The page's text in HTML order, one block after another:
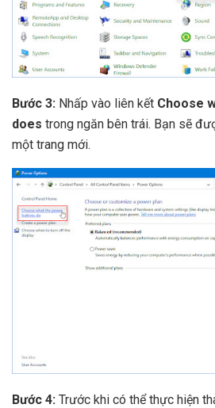
Bước 3: Nhấp vào liên kết Choose
does trong ngăn bên trái. Bạn sẽ
một trang mới.
Bước 4: Trước khi có thể thực hiện